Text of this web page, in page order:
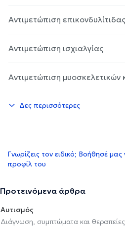
Αντιμετώπιση επικονδυλίτιδας
Αντιμετώπιση ισχιαλγίας
Αντιμετώπιση
Δες περισσότερες
Γνωρίζεις τον ειδικό; Βοήθησέ
προφίλ του
Προτεινόμενα άρθρα
Αυτισμός
Διάγνωση, συμπτώματα και θεραπείες